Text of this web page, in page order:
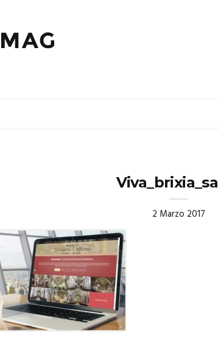
2 Marzo 2017